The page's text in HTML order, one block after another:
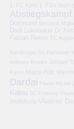
1. FC Köln 1. FSV
Abstiegskampf
Dortmund
Borussia
Dodi Lukebakio Dr.
Fabian Reese FC
Hamburger SV Hannover 96
Anthony Brooks
Jordan
Favre
Marco Fritz
Dardai Pierre-Michel
Kalou SC Freiburg
Wolfsburg
Vladimir